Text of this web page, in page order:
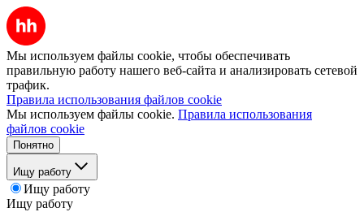
Мы используем файлы cookie, чтобы обеспечивать
правильную работу нашего веб-сайта и анализировать сетевой
трафик.
Правила использования файлов cookie
Мы используем файлы cookie. Правила использования
файлов cookie
Понятно
Ищу работу
Ищу работу
Ищу работу